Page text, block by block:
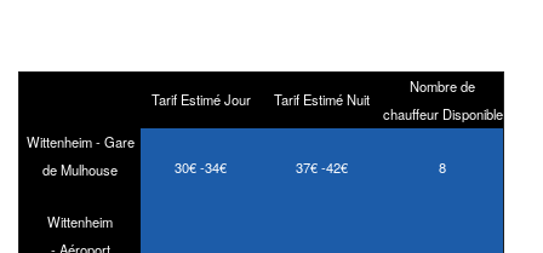
Tarif Estimé Jour Tarif Estimé Nuit
Nombre de
chauffeur Disponible
Wittenheim - Gare
de Mulhouse
30€ -34€ 37€ -42€ 8
Wittenheim
- Aéroport